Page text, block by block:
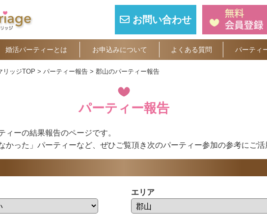
お問い合わせ
婚活パーティーとは お申込みについて よくある質問 パーティ
リッジTOP パーティー報告 郡山のパーティー報告
パーティー報告
ィーの結果報告のページです。
かった」パーティーなど、ぜひご覧頂き次のパーティー参加の参考にご活
エリア